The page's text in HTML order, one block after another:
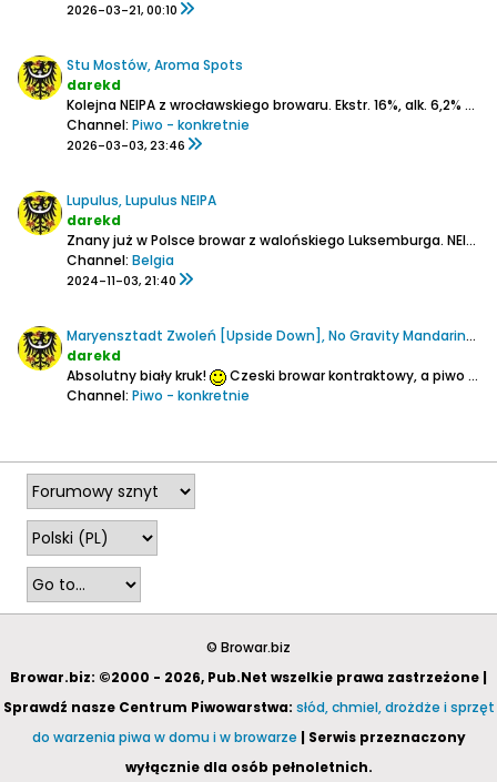
2026-03-21, 00:10
Stu Mostów, Aroma Spots
darekd
Kolejna NEIPA z wrocławskiego browaru. Ekstr. 16%, alk. 6,2%
Channel: Piwo - konkretnie
2026-03-03, 23:46
Lupulus, Lupulus NEIPA
darekd
Znany już w Polsce browar z walońskiego Luksemburga. NEIPA chmielona Cryo Popem , drożdże: A38 Juice. W składzie też płatki owsiane.
Channel: Belgia
2024-11-03, 21:40
Maryensztadt Zwoleń [Upside Down], No Gravity Mandarina Bavaria & Galaxy NEIPA
darekd
Absolutny biały kruk!
Czeski browar kontraktowy, a piwo uwarzone w zamkniętym już browarze w Zwoleniu!
Channel: Piwo - konkretnie
© Browar.biz
Browar.biz: ©2000 - 2026, Pub.Net wszelkie prawa zastrzeżone |
Sprawdź nasze Centrum Piwowarstwa: słód, chmiel, drożdże i sprzęt
do warzenia piwa w domu i w browarze | Serwis przeznaczony
wyłącznie dla osób pełnoletnich.